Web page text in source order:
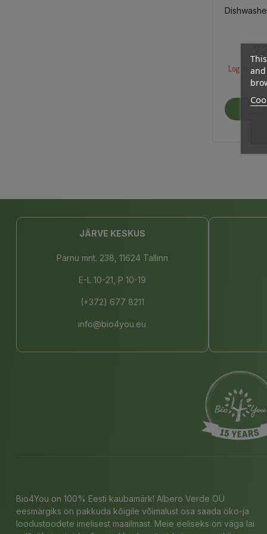
Log in to
Add
JÄRVE KESKUS
Pärnu mnt. 238, 11624 Tallinn
E-L 10-21, P 10-19
(+372) 677 8211
info@bio4you.eu
Bio4You on 100% Eesti kaubamärk! Albero Verde OÜ
eesmärgiks on pakkuda kõigile võimalust osa saada öko-ja
loodustoodete imelisest maailmast. Meie eeliseks on väga lai